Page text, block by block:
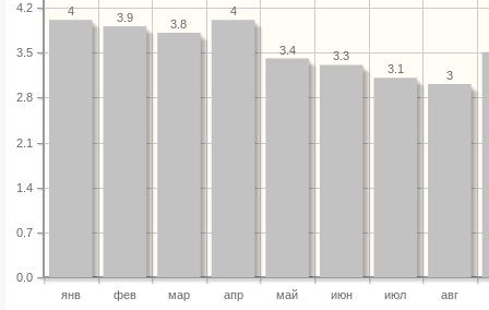
янв фев мар апр май июн июл авг
0.0
0.7
1.4
2.1
2.8
3.5
4.2
3
3.1
3.3
3.4
4
3.8
3.9
4